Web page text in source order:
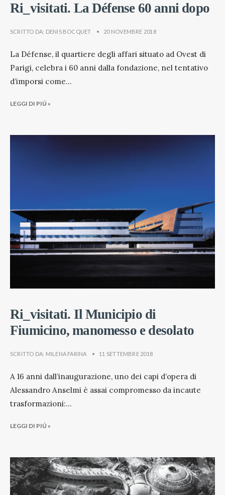
Ri_visitati. La Défense 60 anni dopo
SCRITTO DA: DENIS BOCQUET • 20 NOVEMBRE 2018
La Défense, il quartiere degli affari situato ad Ovest di
Parigi, celebra i 60 anni dalla fondazione, nel tentativo
d’imporsi come...
LEGGI DI PIÚ »
Ri_visitati. Il Municipio di
Fiumicino, manomesso e desolato
SCRITTO DA: MILENA FARINA • 11 SETTEMBRE 2018
A 16 anni dall’inaugurazione, uno dei capi d’opera di
Alessandro Anselmi è assai compromesso da incaute
trasformazioni:...
LEGGI DI PIÚ »